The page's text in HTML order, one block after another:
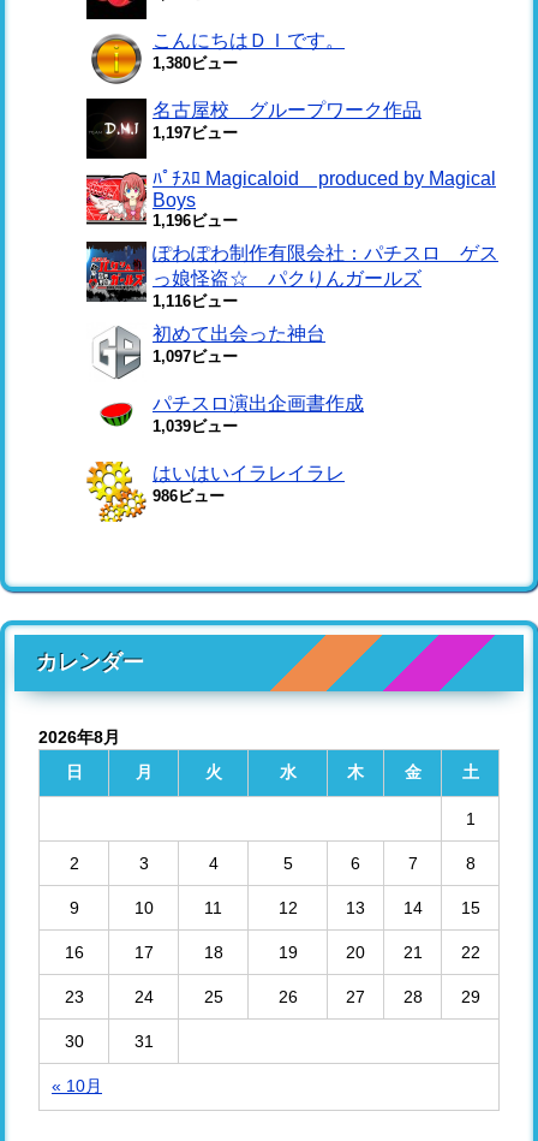
こんにちはＤＩです。
1,380ビュー
名古屋校 グループワーク作品
1,197ビュー
ﾊﾟﾁｽﾛ Magicaloid produced by Magical
Boys
1,196ビュー
ぽわぽわ制作有限会社：パチスロ ゲス
っ娘怪盗☆ パクりんガールズ
1,116ビュー
初めて出会った神台
1,097ビュー
パチスロ演出企画書作成
1,039ビュー
はいはいイラレイラレ
986ビュー
カレンダー
2026年8月
日
月 火 水 木 金 土
« 10月
1
2 3 4 5 6 7 8
9 10 11 12 13 14 15
16 17 18 19 20 21 22
23 24 25 26 27 28 29
30 31